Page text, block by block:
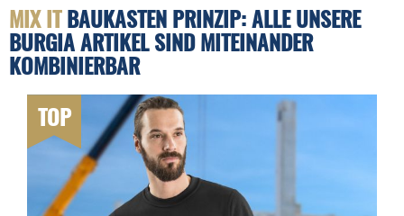
MIX ITBAUKASTEN PRINZIP: ALLE UNSERE
BURGIA ARTIKEL SIND MITEINANDER
KOMBINIERBAR
TOP